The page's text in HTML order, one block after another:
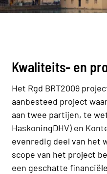
Kwaliteits- en
Het Rgd BRT2009
aanbesteed project
aan twee partijen, te
HaskoningDHV) en
evenredig deel van het
scope van het project
een geschatte